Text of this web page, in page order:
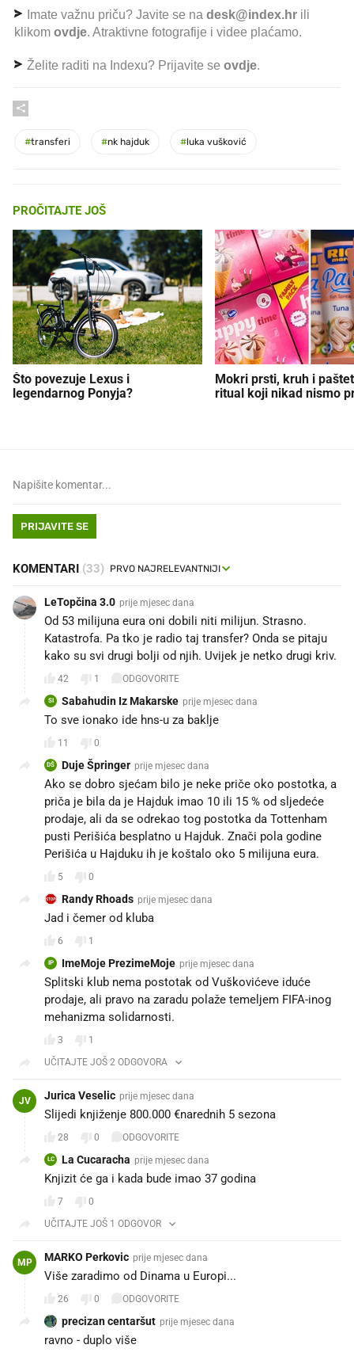
Imate važnu priču? Javite se na desk@index.hr ili
klikom ovdje. Atraktivne fotografije i videe plaćamo.
Želite raditi na Indexu? Prijavite se ovdje.
#transferi #nk hajduk #luka vušković
PROČITAJTE JOŠ
Što povezuje Lexus i
legendarnog Ponyja?
Mokri prsti, kruh i
ritual koji nikad nismo
PRIJAVITE SE
KOMENTARI (33)
LeTopčina 3.0 prije mjesec dana
Od 53 milijuna eura oni dobili niti milijun. Strasno.
Katastrofa. Pa tko je radio taj transfer? Onda se pitaju
kako su svi drugi bolji od njih. Uvijek je netko drugi kriv.
42 1 ODGOVORITE
SI Sabahudin Iz Makarske prije mjesec dana
To sve ionako ide hns-u za baklje
11 0
DŠ Duje Špringer prije mjesec dana
Ako se dobro sjećam bilo je neke priče oko postotka, a
priča je bila da je Hajduk imao 10 ili 15 % od sljedeće
prodaje, ali da se odrekao tog postotka da Tottenham
pusti Perišića besplatno u Hajduk. Znači pola godine
Perišića u Hajduku ih je koštalo oko 5 milijuna eura.
5 0
Randy Rhoads prije mjesec dana
Jad i čemer od kluba
6 1
IP ImeMoje PrezimeMoje prije mjesec dana
Splitski klub nema postotak od Vuškovićeve iduće
prodaje, ali pravo na zaradu polaže temeljem FIFA-inog
mehanizma solidarnosti.
3
1
UČITAJTE JOŠ 2 ODGOVORA
JV Jurica Veselic prije mjesec dana
Slijedi knjiženje 800.000 €narednih 5 sezona
28 0 ODGOVORITE
LC La Cucaracha prije mjesec dana
Knjizit će ga i kada bude imao 37 godina
7
0
UČITAJTE JOŠ 1 ODGOVOR
MP MARKO Perkovic prije mjesec dana
Više zaradimo od Dinama u Europi...
26 0 ODGOVORITE
precizan centaršut prije mjesec dana
ravno - duplo više